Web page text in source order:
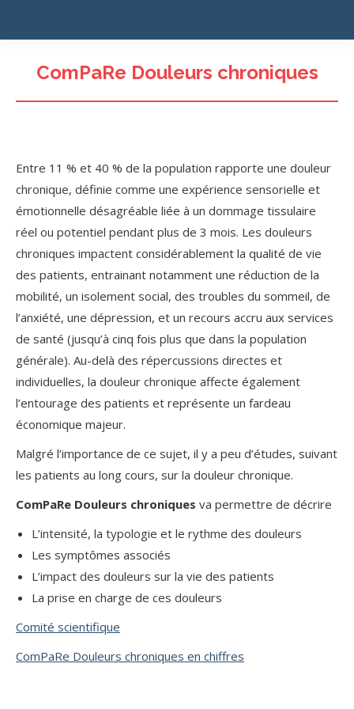
ComPaRe Douleurs chroniques
Entre 11 % et 40 % de la population rapporte une douleur
chronique, définie comme une expérience sensorielle et
émotionnelle désagréable liée à un dommage tissulaire
réel ou potentiel pendant plus de 3 mois. Les douleurs
chroniques impactent considérablement la qualité de vie
des patients, entrainant notamment une réduction de la
mobilité, un isolement social, des troubles du sommeil, de
l’anxiété, une dépression, et un recours accru aux services
de santé (jusqu’à cinq fois plus que dans la population
générale). Au-delà des répercussions directes et
individuelles, la douleur chronique affecte également
l’entourage des patients et représente un fardeau
économique majeur.
Malgré l’importance de ce sujet, il y a peu d’études, suivant
les patients au long cours, sur la douleur chronique.
ComPaRe Douleurs chroniques va permettre de décrire
L’intensité, la typologie et le rythme des douleurs
Les symptômes associés
L’impact des douleurs sur la vie des patients
La prise en charge de ces douleurs
Comité scientifique
ComPaRe Douleurs chroniques en chiffres